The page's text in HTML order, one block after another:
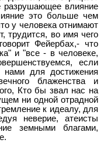
разрушающее влияние
это больше чем
у человека отнимают
трудится, во имя чего
Фейербах,- что
и "все - в человеке,
если
нами для достижения
блаженства и
Кто бы звал нас на
ни одной отрадной
к идеалу, для
неверие, атеисты
земными благами,